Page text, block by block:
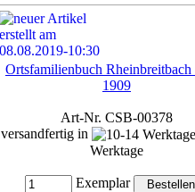
Ortsfamilienbuch Rheinbreitbach
1909
Art-Nr. CSB-00378
versandfertig in
Werktage
Exemplar